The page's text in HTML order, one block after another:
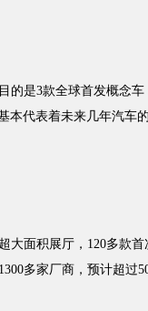
是3款全球首发概念车
本代表着未来几年汽车的
面积展厅，120多款首
多家厂商，预计超过